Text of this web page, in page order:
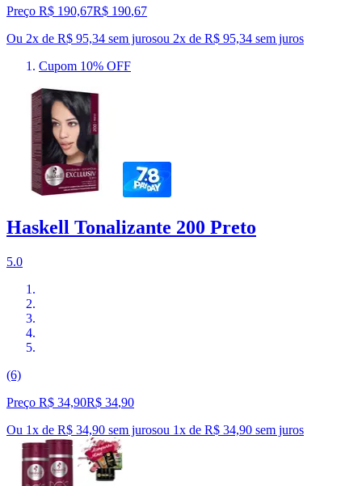
Preço R$ 190,67R$ 190,67
Ou 2x de R$ 95,34 sem jurosou 2x de R$ 95,34 sem juros
Cupom 10% OFF
Haskell Tonalizante 200 Preto
5.0
(6)
Preço R$ 34,90R$ 34,90
Ou 1x de R$ 34,90 sem jurosou 1x de R$ 34,90 sem juros